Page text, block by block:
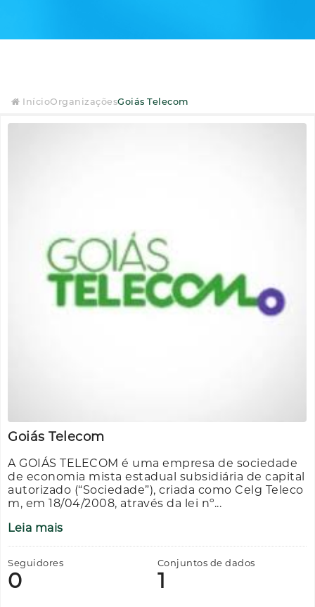
InícioOrganizaçõesGoiás Telecom
Goiás Telecom
A GOIÁS TELECOM é uma empresa de sociedade
de economia mista estadual subsidiária de capital
autorizado (“Sociedade”), criada como Celg Teleco
m, em 18/04/2008, através da lei nº...
Leia mais
Seguidores
0
Conjuntos de dados
1